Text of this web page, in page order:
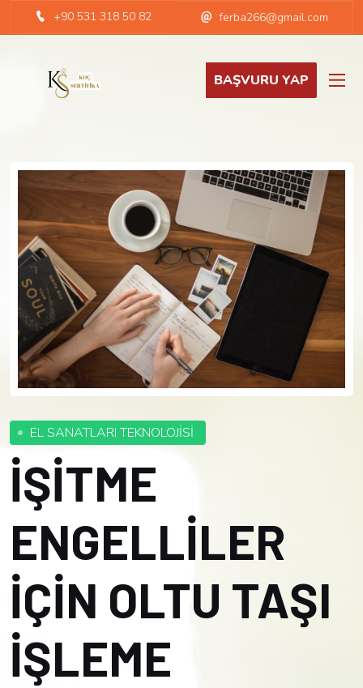
+90 531 318 50 82 ferba266@gmail.com
BAŞVURU YAP
EL SANATLARI TEKNOLOJİSİ
İŞİTME
ENGELLİLER
İÇİN OLTU TAŞI
İŞLEME